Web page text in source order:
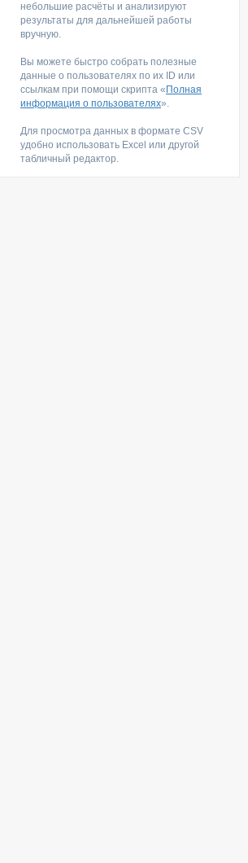
небольшие расчёты и анализируют
результаты для дальнейшей работы
вручную.
Вы можете быстро собрать полезные
данные о пользователях по их ID или
ссылкам при помощи скрипта « Полная
информация о пользователях».
Для просмотра данных в формате CSV
удобно использовать Excel или другой
табличный редактор.